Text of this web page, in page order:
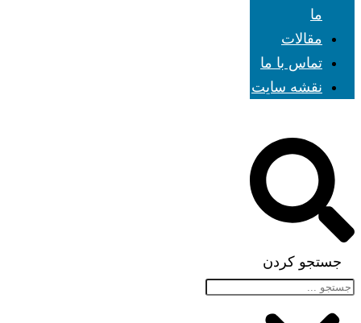
ما
مقالات
تماس با ما
نقشه سایت
جستجو کردن